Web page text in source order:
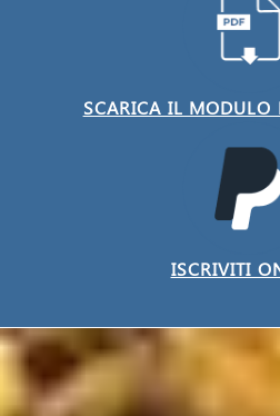
SCARICA IL MODULO
ISCRIVITI